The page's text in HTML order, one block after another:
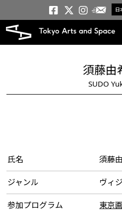
日
トーキョ
トーキ
トー
メ
須藤由
SUDO
氏名 須藤
ジャンル ヴィ
参加プログラム 東京